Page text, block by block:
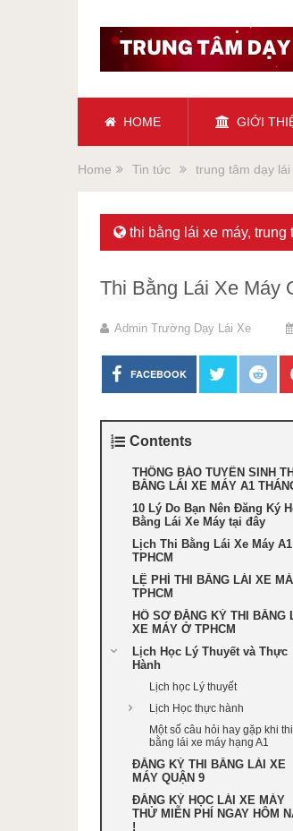
HOME GIỚI
Home Tin tức trung tâm dạy lái
thi bằng lái xe máy, trung
Thi Bằng Lái Xe Máy
Admin Trường Dạy Lái Xe
FACEBOOK
Contents
THÔNG BÁO TUYỂN SINH THI
BẰNG LÁI XE MÁY A1
10 Lý Do Bạn Nên Đăng Ký
Bằng Lái Xe Máy tại đây
Lịch Thi Bằng Lái Xe Máy
TPHCM
LỆ PHÍ THI BẰNG LÁI XE
TPHCM
HỒ SƠ ĐĂNG KÝ THI BẰNG
XE MÁY Ở TPHCM
Lịch Học Lý Thuyết và Thực
Hành
Lịch học Lý thuyết
Lịch Học thực hành
Một số câu hỏi hay gặp khi thi
bằng lái xe máy hạng A1
ĐĂNG KÝ THI BẰNG LÁI XE
MÁY QUẬN 9
ĐĂNG KÝ HỌC LÁI XE MÁY
THỬ MIỄN PHÍ NGAY HÔM
!